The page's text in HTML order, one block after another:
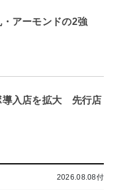
・アーモンドの2強
導入店を拡大 先行店
2026.08.08付